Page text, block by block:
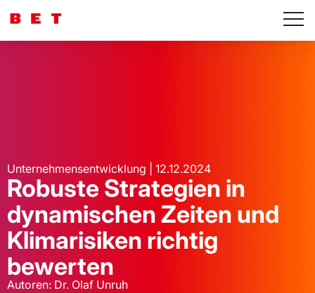
Unternehmensentwicklung | 12.12.2024
Robuste Strategien in
dynamischen Zeiten und
Klimarisiken richtig
bewerten
Autoren: Dr. Olaf Unruh